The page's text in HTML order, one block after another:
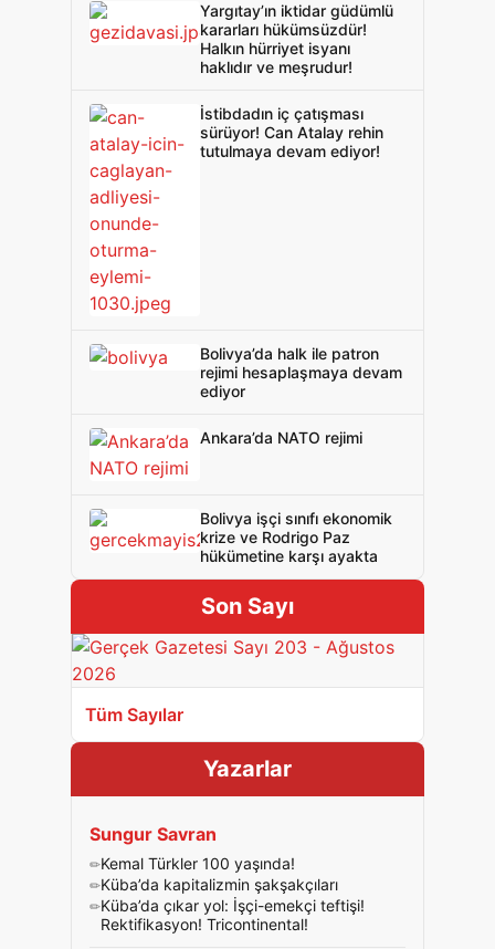
Yargıtay’ın iktidar güdümlü
kararları hükümsüzdür!
Halkın hürriyet isyanı
haklıdır ve meşrudur!
İstibdadın iç çatışması
sürüyor! Can Atalay rehin
tutulmaya devam ediyor!
Bolivya’da halk ile patron
rejimi hesaplaşmaya devam
ediyor
Ankara’da NATO rejimi
Bolivya işçi sınıfı ekonomik
krize ve Rodrigo Paz
hükümetine karşı ayakta
Son Sayı
Tüm Sayılar
Yazarlar
Sungur Savran
Kemal Türkler 100 yaşında!
Küba’da kapitalizmin şakşakçıları
Küba’da çıkar yol: İşçi-emekçi teftişi!
Rektifikasyon! Tricontinental!